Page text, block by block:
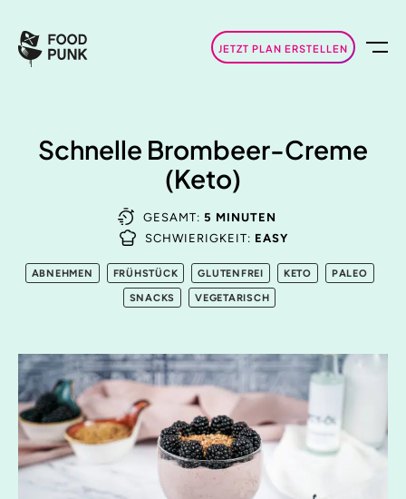
JETZT PLAN ERSTELLEN
Schnelle Brombeer-Creme
(Keto)
GESAMT: 5 MINUTEN
SCHWIERIGKEIT: EASY
ABNEHMEN FRÜHSTÜCK GLUTENFREI KETO PALEO
SNACKS VEGETARISCH